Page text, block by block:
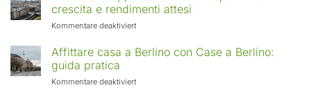
crescita e rendimenti attesi
Kommentare deaktiviertfür
in
Europa:
Affittare casa a Berlino con Case a Berlino:
guida pratica
Kommentare deaktiviertfür